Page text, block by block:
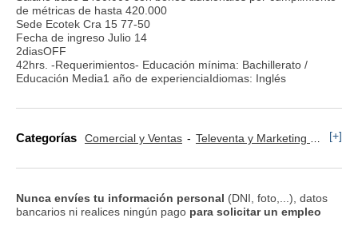
de métricas de hasta 420.000
Sede Ecotek Cra 15 77-50
Fecha de ingreso Julio 14
2diasOFF
42hrs. -Requerimientos- Educación mínima: Bachillerato /
Educación Media1 año de experienciaIdiomas: Inglés
Categorías Comercial y Ventas Televenta y Marketing Telefónico [+]
Nunca envíes tu información personal (DNI, foto,...), datos
bancarios ni realices ningún pago para solicitar un empleo